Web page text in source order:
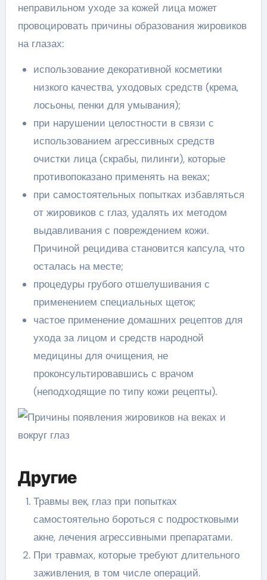
неправильном уходе за кожей лица может
провоцировать причины образования жировиков
на глазах:
использование декоративной косметики
низкого качества, уходовых средств (крема,
лосьоны, пенки для умывания);
при нарушении целостности в связи с
использованием агрессивных средств
очистки лица (скрабы, пилинги), которые
противопоказано применять на веках;
при самостоятельных попытках избавляться
от жировиков с глаз, удалять их методом
выдавливания с повреждением кожи.
Причиной рецидива становится капсула, что
осталась на месте;
процедуры грубого отшелушивания с
применением специальных щеток;
частое применение домашних рецептов для
ухода за лицом и средств народной
медицины для очищения, не
проконсультировавшись с врачом
(неподходящие по типу кожи рецепты).
Другие
Травмы век, глаз при попытках
самостоятельно бороться с подростковыми
акне, лечения агрессивными препаратами.
При травмах, которые требуют длительного
заживления, в том числе операций.